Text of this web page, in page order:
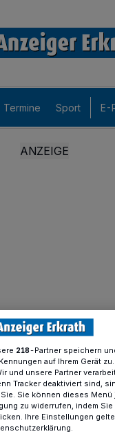
Termine Sport E-
Turm Höhlenblick
2022 geplant
218-Partner speichern
auf Ihrem Gerät
und unsere Partner
Tracker deaktiviert sind,
Sie können dieses
zu widerrufen, indem
Ihre Einstellungen